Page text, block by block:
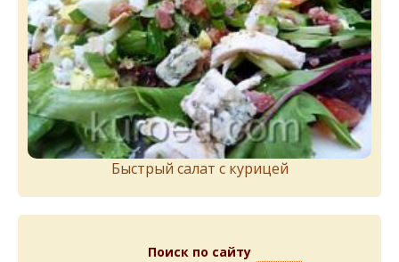
Быстрый салат с курицей
Поиск по сайту